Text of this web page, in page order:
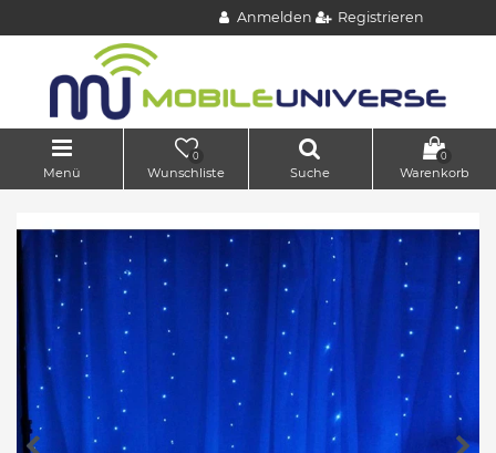
Anmelden Registrieren
Menü
0
Wunschliste Suche
0
Warenkorb